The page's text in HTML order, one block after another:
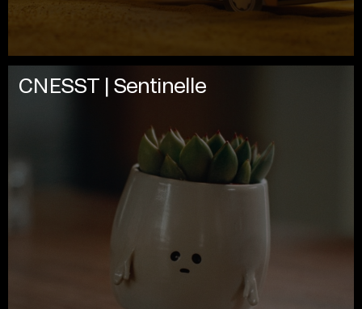
CNESST | Sentinelle